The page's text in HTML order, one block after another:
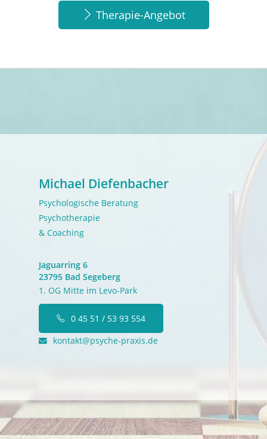
Therapie-Angebot
Michael Diefenbacher
Psychologische Beratung
Psychotherapie
& Coaching
Jaguarring 6
23795 Bad Segeberg
1. OG Mitte im Levo-Park
0 45 51 / 53 93 554
kontakt@psyche-praxis.de